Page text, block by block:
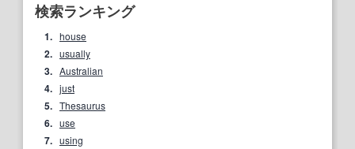
検索ランキング
1. house
2. usually
3. Australian
4. just
5. Thesaurus
6. use
7. using